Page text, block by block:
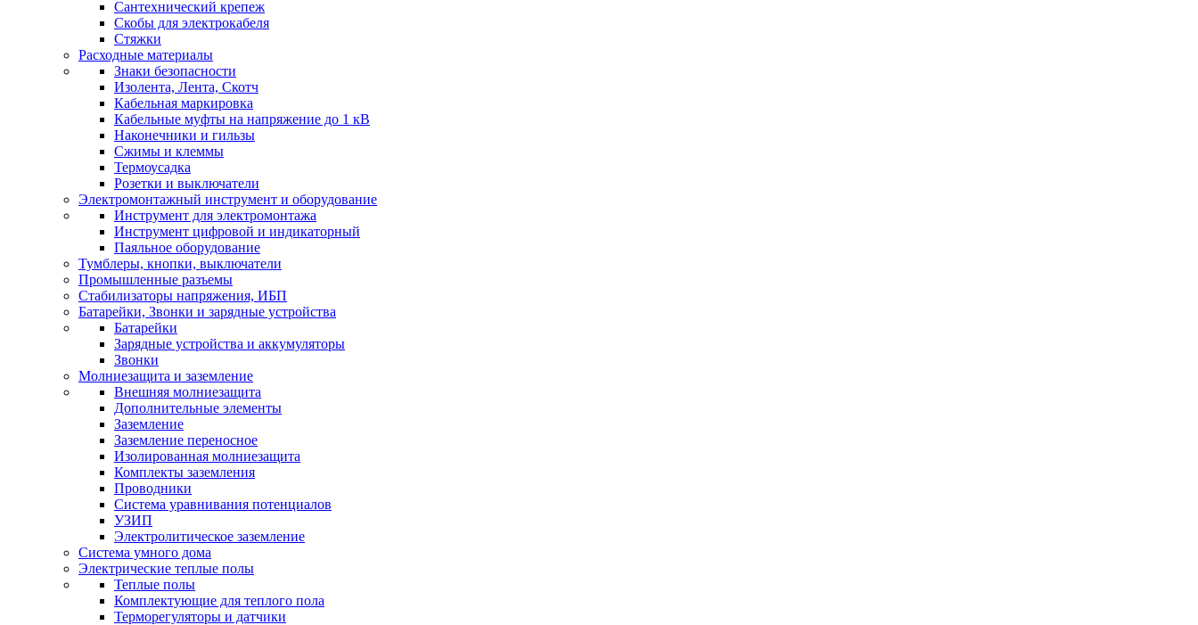
Сантехнический крепеж
Скобы для электрокабеля
Стяжки
Расходные материалы
Знаки безопасности
Изолента, Лента, Скотч
Кабельная маркировка
Кабельные муфты на напряжение до 1 кВ
Наконечники и гильзы
Сжимы и клеммы
Термоусадка
Розетки и выключатели
Электромонтажный инструмент и оборудование
Инструмент для электромонтажа
Инструмент цифровой и индикаторный
Паяльное оборудование
Тумблеры, кнопки, выключатели
Промышленные разъемы
Стабилизаторы напряжения, ИБП
Батарейки, Звонки и зарядные устройства
Батарейки
Зарядные устройства и аккумуляторы
Звонки
Молниезащита и заземление
Внешняя молниезащита
Дополнительные элементы
Заземление
Заземление переносное
Изолированная молниезащита
Комплекты заземления
Проводники
Система уравнивания потенциалов
УЗИП
Электролитическое заземление
Система умного дома
Электрические теплые полы
Теплые полы
Комплектующие для теплого пола
Терморегуляторы и датчики